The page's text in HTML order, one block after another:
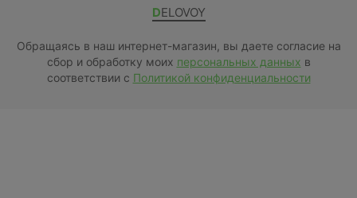
DELOVOY
Обращаясь в наш интернет-магазин, вы даете согласие на
сбор и обработку моих персональных данных в
соответствии с Политикой конфиденциальности